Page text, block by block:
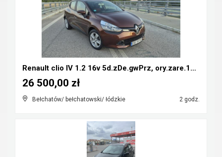
Renault clio IV 1.2 16v 5d.zDe.gwPrz, ory.zare.134...
Bełchatów/ bełchatowski/ łódzkie 2 godz.
26 500,00 zł